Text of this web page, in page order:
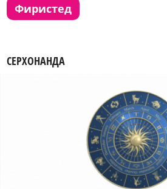
фиристед
СЕРХОНАНДА